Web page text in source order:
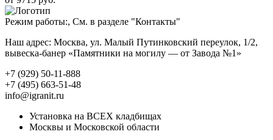
Режим работы:, См. в разделе "Контакты"
Наш адрес: Москва, ул. Малый Путинковский переулок, 1/2,
вывеска-банер «Памятники на могилу — от Завода №1»
+7 (929) 50-11-888
+7 (495) 663-51-48
info@igranit.ru
Установка на ВСЕХ кладбищах
Москвы и Московской области